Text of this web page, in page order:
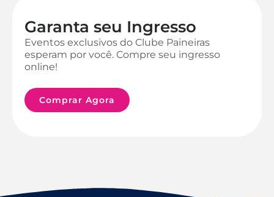
Garanta seu Ingresso
Eventos exclusivos do Clube Paineiras
esperam por você. Compre seu ingresso
online!
Comprar Agora